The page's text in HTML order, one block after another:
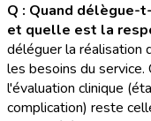
Q : Quand
et quelle est la
déléguer la réalisation
les besoins du
l'évaluation clinique
complication) reste